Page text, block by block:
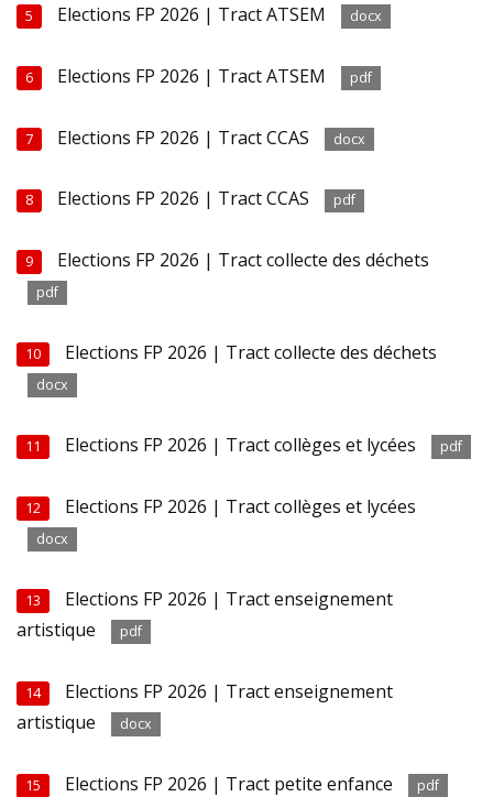
5 Elections FP 2026 | Tract ATSEM docx
6 Elections FP 2026 | Tract ATSEM pdf
7 Elections FP 2026 | Tract CCAS docx
8 Elections FP 2026 | Tract CCAS pdf
9 Elections FP 2026 | Tract collecte des déchets
pdf
10 Elections FP 2026 | Tract collecte des déchets
docx
11 Elections FP 2026 | Tract collèges et lycées pdf
12 Elections FP 2026 | Tract collèges et lycées
docx
13
Elections FP 2026 | Tract enseignement
artistique
pdf
14
Elections FP 2026 | Tract enseignement
artistique
docx
15 Elections FP 2026 | Tract petite enfance pdf